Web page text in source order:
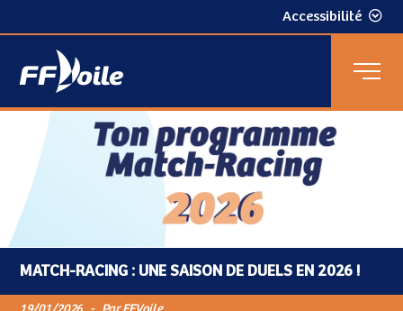
Accessibilité
MATCH-RACING : UNE SAISON DE DUELS EN 2026 !